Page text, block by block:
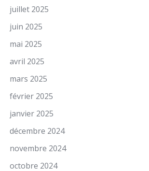
juillet 2025
juin 2025
mai 2025
avril 2025
mars 2025
février 2025
janvier 2025
décembre 2024
novembre 2024
octobre 2024